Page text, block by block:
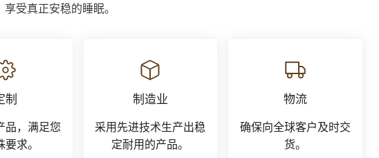
受真正安稳的睡眠。
制
品，满足您
求。
制造业
采用先进技术生产出稳
定耐用的产品。
物流
确保向全球客户及时交
货。